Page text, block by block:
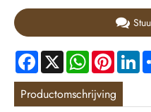
Facebook
X WhatsApp
Productomschrijving